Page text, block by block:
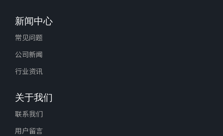
新闻中心
常见问题
公司新闻
行业资讯
关于我们
联系我们
用户留言